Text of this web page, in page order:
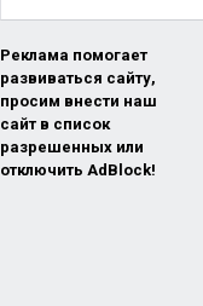
Реклама помогает
развиваться сайту,
просим внести наш
сайт в список
разрешенных или
отключить AdBlock!